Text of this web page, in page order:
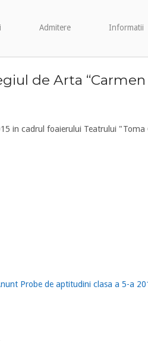
Admitere Informatii
de Arta “Carmen
in cadrul foaierului Teatrului "Toma
Probe de aptitudini clasa a 5-a